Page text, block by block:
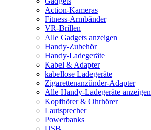
Action-Kameras
Fitness-Armbänder
VR-Brillen
Alle Gadgets anzeigen
Handy-Zubehör
Handy-Ladegeräte
Kabel & Adapter
kabellose Ladegeräte
Zigarettenanzünder-Adapter
Alle Handy-Ladegeräte anzeigen
Kopfhörer & Ohrhörer
Lautsprecher
Powerbanks